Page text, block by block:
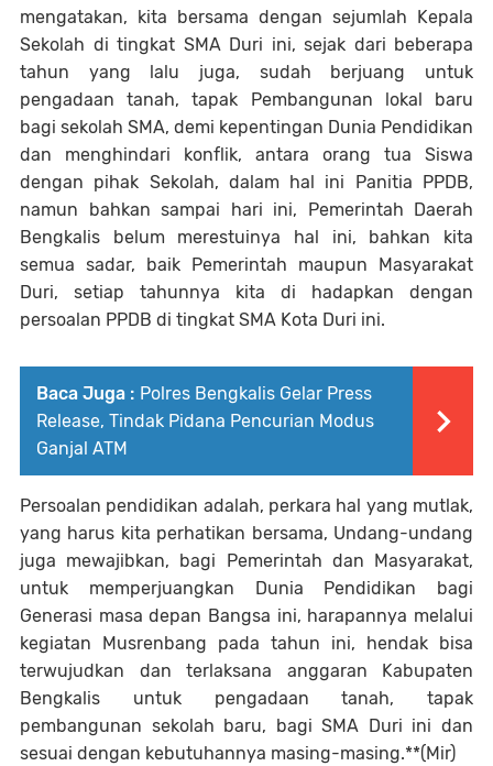
mengatakan, kita bersama dengan sejumlah Kepala
Sekolah di tingkat SMA Duri ini, sejak dari beberapa
tahun yang lalu juga, sudah berjuang untuk
pengadaan tanah, tapak Pembangunan lokal baru
bagi sekolah SMA, demi kepentingan Dunia Pendidikan
dan menghindari konflik, antara orang tua Siswa
dengan pihak Sekolah, dalam hal ini Panitia PPDB,
namun bahkan sampai hari ini, Pemerintah Daerah
Bengkalis belum merestuinya hal ini, bahkan kita
semua sadar, baik Pemerintah maupun Masyarakat
Duri, setiap tahunnya kita di hadapkan dengan
persoalan PPDB di tingkat SMA Kota Duri ini.
Baca Juga : Polres Bengkalis Gelar Press
Release, Tindak Pidana Pencurian Modus
Ganjal ATM
Persoalan pendidikan adalah, perkara hal yang mutlak,
yang harus kita perhatikan bersama, Undang-undang
juga mewajibkan, bagi Pemerintah dan Masyarakat,
untuk memperjuangkan Dunia Pendidikan bagi
Generasi masa depan Bangsa ini, harapannya melalui
kegiatan Musrenbang pada tahun ini, hendak bisa
terwujudkan dan terlaksana anggaran Kabupaten
Bengkalis untuk pengadaan tanah, tapak
pembangunan sekolah baru, bagi SMA Duri ini dan
sesuai dengan kebutuhannya masing-masing.**(Mir)